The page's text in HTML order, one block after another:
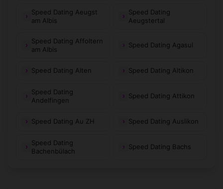
Speed Dating Aeugst
am Albis
Speed Dating
Aeugstertal
Speed Dating Affoltern
am Albis
Speed Dating Agasul
Speed Dating Alten Speed Dating Altikon
Speed Dating
Andelfingen
Speed Dating Attikon
Speed Dating Au ZH Speed Dating Auslikon
Speed Dating
Bachenbülach
Speed Dating Bachs